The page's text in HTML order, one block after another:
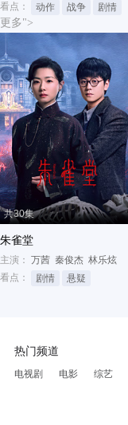
看点：
动作 战争 剧情
更多">
共30集
朱雀堂
主演： 万茜 秦俊杰 林乐炫
看点：
剧情 悬疑
热门频道
电视剧 电影 综艺